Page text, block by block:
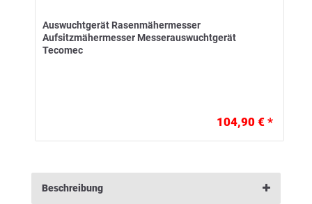
Auswuchtgerät Rasenmähermesser
Aufsitzmähermesser Messerauswuchtgerät
Tecomec
104,90 € *
Beschreibung